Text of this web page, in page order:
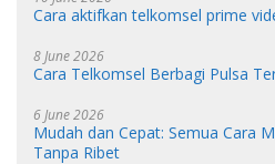
Cara aktifkan telkomsel prime
8 June 2026
Cara Telkomsel Berbagi Pulsa
6 June 2026
Mudah dan Cepat: Semua Cara
Tanpa Ribet